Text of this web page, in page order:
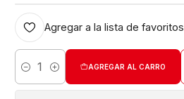
Agregar a la lista de favoritos
Cantidad
AGREGAR AL CARRO